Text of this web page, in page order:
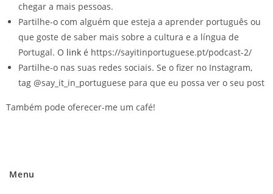
chegar a mais pessoas.
Partilhe-o com alguém que esteja a aprender português ou
que goste de saber mais sobre a cultura e a língua de
Portugal. O link é https://sayitinportuguese.pt/podcast-2/
Partilhe-o nas suas redes sociais. Se o fizer no Instagram,
tag @say_it_in_portuguese para que eu possa ver o seu post
Também pode oferecer-me um café!
Menu